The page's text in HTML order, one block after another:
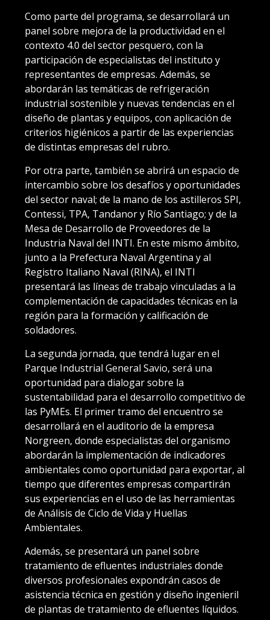
Como parte del programa, se desarrollará un
panel sobre mejora de la productividad en el
contexto 4.0 del sector pesquero, con la
participación de especialistas del instituto y
representantes de empresas. Además, se
abordarán las temáticas de refrigeración
industrial sostenible y nuevas tendencias en el
diseño de plantas y equipos, con aplicación de
criterios higiénicos a partir de las experiencias
de distintas empresas del rubro.
Por otra parte, también se abrirá un espacio de
intercambio sobre los desafíos y oportunidades
del sector naval; de la mano de los astilleros SPI,
Contessi, TPA, Tandanor y Río Santiago; y de la
Mesa de Desarrollo de Proveedores de la
Industria Naval del INTI. En este mismo ámbito,
junto a la Prefectura Naval Argentina y al
Registro Italiano Naval (RINA), el INTI
presentará las líneas de trabajo vinculadas a la
complementación de capacidades técnicas en la
región para la formación y calificación de
soldadores.
La segunda jornada, que tendrá lugar en el
Parque Industrial General Savio, será una
oportunidad para dialogar sobre la
sustentabilidad para el desarrollo competitivo de
las PyMEs. El primer tramo del encuentro se
desarrollará en el auditorio de la empresa
Norgreen, donde especialistas del organismo
abordarán la implementación de indicadores
ambientales como oportunidad para exportar, al
tiempo que diferentes empresas compartirán
sus experiencias en el uso de las herramientas
de Análisis de Ciclo de Vida y Huellas
Ambientales.
Además, se presentará un panel sobre
tratamiento de efluentes industriales donde
diversos profesionales expondrán casos de
asistencia técnica en gestión y diseño ingenieril
de plantas de tratamiento de efluentes líquidos.